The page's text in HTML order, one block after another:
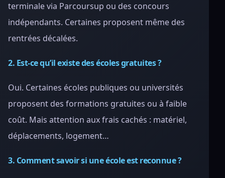
terminale via Parcoursup ou des concours
indépendants. Certaines proposent même des
rentrées décalées.
2. Est-ce qu’il existe des écoles gratuites ?
Oui. Certaines écoles publiques ou universités
proposent des formations gratuites ou à faible
coût. Mais attention aux frais cachés : matériel,
déplacements, logement…
3. Comment savoir si une école est reconnue ?